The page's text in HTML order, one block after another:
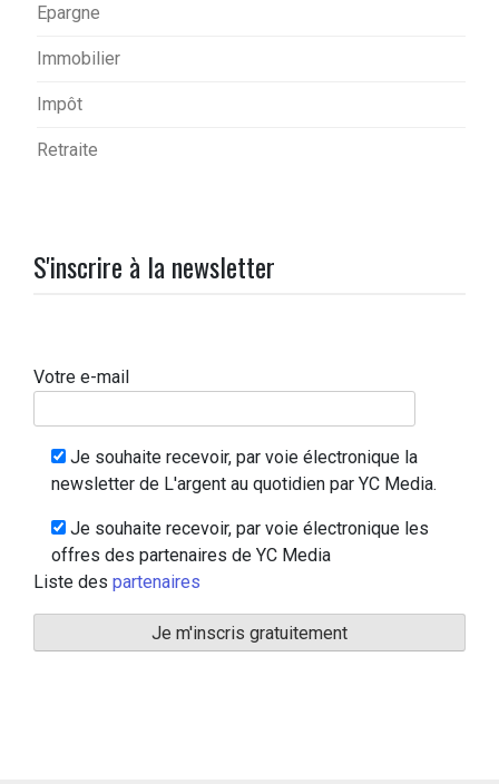
Epargne
Immobilier
Impôt
Retraite
S'inscrire à la newsletter
Votre e-mail
Je souhaite recevoir, par voie électronique la
newsletter de L'argent au quotidien par YC Media.
Je souhaite recevoir, par voie électronique les
offres des partenaires de YC Media
Liste des partenaires